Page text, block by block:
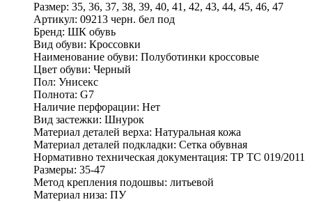
Размер: 35, 36, 37, 38, 39, 40, 41, 42, 43, 44, 45, 46, 47
Артикул: 09213 черн. бел под
Бренд: ШК обувь
Вид обуви: Кроссовки
Наименование обуви: Полуботинки кроссовые
Цвет обуви: Черный
Пол: Унисекс
Полнота: G7
Наличие перфорации: Нет
Вид застежки: Шнурок
Материал деталей верха: Натуральная кожа
Материал деталей подкладки: Сетка обувная
Нормативно техническая документация: ТР ТС 019/2011
Размеры: 35-47
Метод крепления подошвы: литьевой
Материал низа: ПУ